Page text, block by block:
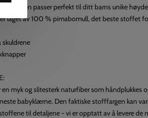
gjør at den passer perfekt til ditt barns unike
laget av 100 % pimabomull, det beste stoffet
myk og slitesterk naturfiber som håndplukkes
babyklærne. Den faktiske stofffargen kan
til detaljene - vi er opptatt av å levere de